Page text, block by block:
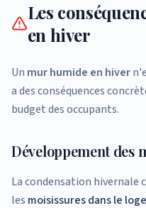
Les
en hiver
Un mur humide en hiver
a des conséquences
budget des occupants.
Développement des
La condensation hivernale
les moisissures dans le